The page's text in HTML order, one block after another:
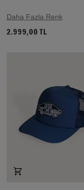
Daha Fazla Renk
2.999,00 TL